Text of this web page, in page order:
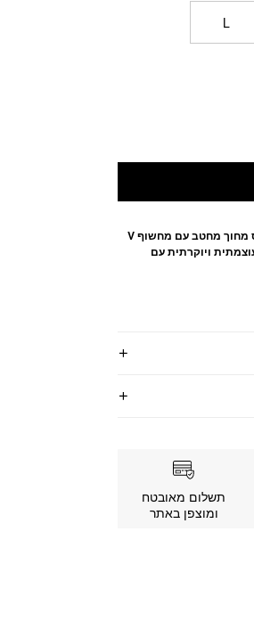
L
שמלת ערב מיני דדי בצבע בורדו בגזרת סטרפלס מחוך מחטב עם מחשוף V
ויוקרתית עם
תשלום מאובטח
ומוצפן באתר